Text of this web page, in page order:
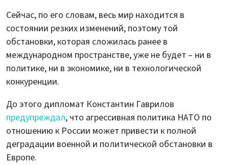
Сейчас, по его словам, весь мир находится в
состоянии резких изменений, поэтому той
обстановки, которая сложилась ранее в
международном пространстве, уже не будет – ни в
политике, ни в экономике, ни в технологической
конкуренции.
До этого дипломат Константин Гаврилов
предупреждал, что агрессивная политика НАТО по
отношению к России может привести к полной
деградации военной и политической обстановки в
Европе.